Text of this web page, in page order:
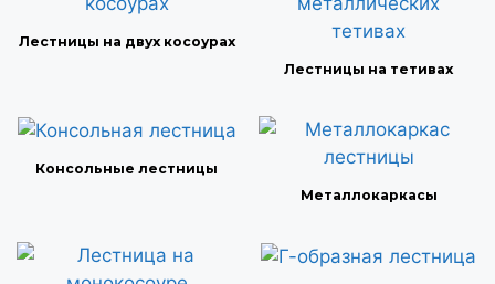
Лестницы на двух косоурах
Лестницы на тетивах
Консольные лестницы
Металлокаркасы